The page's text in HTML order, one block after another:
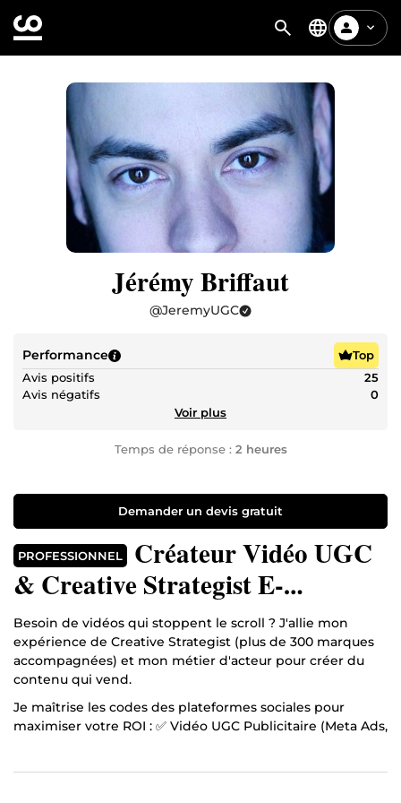
Jérémy Briffaut
@JeremyUGC
Performance
Top
Avis positifs
25
Avis négatifs
0
Voir plus
Temps de réponse : 2 heures
Demander un devis gratuit
PROFESSIONNEL
Créateur Vidéo UGC
& Creative Strategist E-
commerce
Besoin de vidéos qui stoppent le scroll ? J'allie mon
expérience de Creative Strategist (plus de 300 marques
accompagnées) et mon métier d'acteur pour créer du
contenu qui vend.
Je maîtrise les codes des plateformes sociales pour
maximiser votre ROI : ✅ Vidéo UGC Publicitaire (Meta Ads,